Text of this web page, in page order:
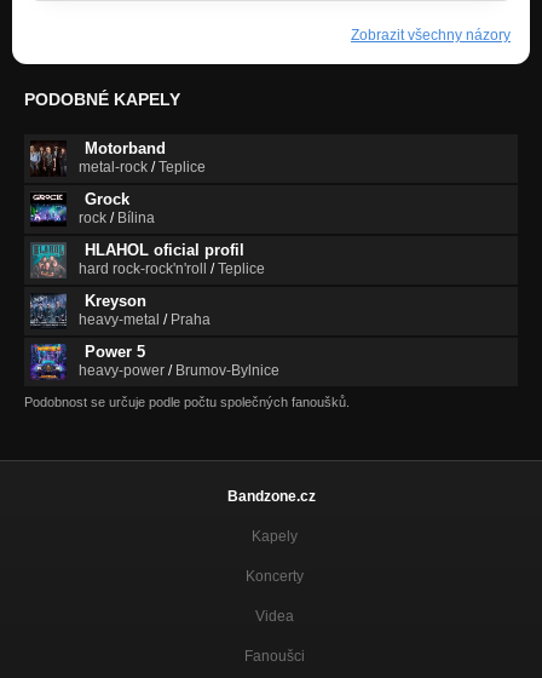
Zobrazit všechny názory
PODOBNÉ KAPELY
Motorband
metal-rock /Teplice
Grock
rock / Bílina
HLAHOL oficial profil
hard rock-rock'n'roll /Teplice
Kreyson
heavy-metal / Praha
Power 5
heavy-power / Brumov-Bylnice
Podobnost se určuje podle počtu společných fanoušků.
Bandzone.cz
Kapely
Koncerty
Videa
Fanoušci